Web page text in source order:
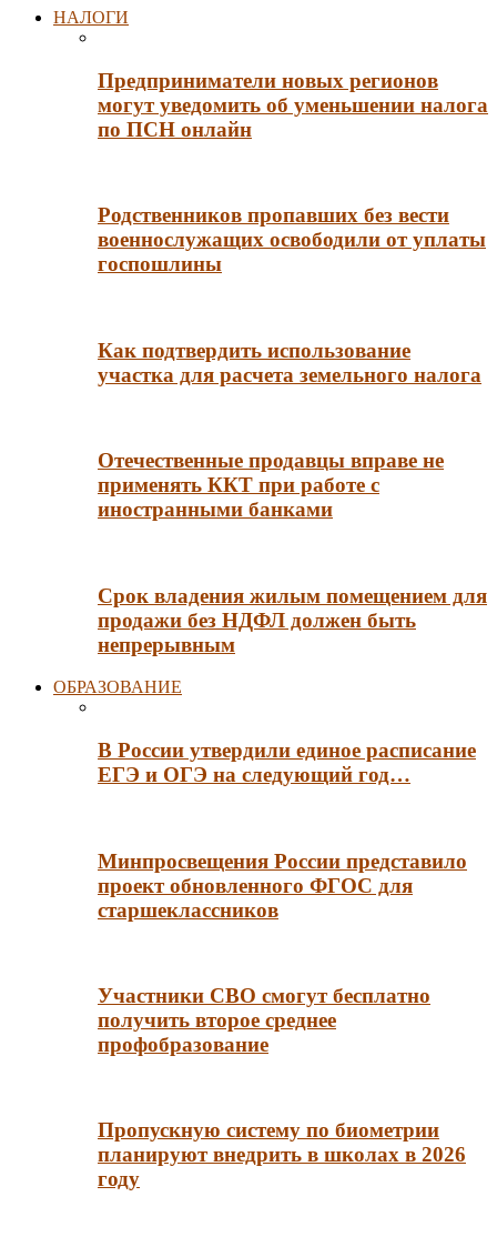
НАЛОГИ
Предприниматели новых регионов
могут уведомить об уменьшении налога
по ПСН онлайн
Родственников пропавших без вести
военнослужащих освободили от уплаты
госпошлины
Как подтвердить использование
участка для расчета земельного налога
Отечественные продавцы вправе не
применять ККТ при работе с
иностранными банками
Срок владения жилым помещением для
продажи без НДФЛ должен быть
непрерывным
ОБРАЗОВАНИЕ
В России утвердили единое расписание
ЕГЭ и ОГЭ на следующий год…
Минпросвещения России представило
проект обновленного ФГОС для
старшеклассников
Участники СВО смогут бесплатно
получить второе среднее
профобразование
Пропускную систему по биометрии
планируют внедрить в школах в 2026
году